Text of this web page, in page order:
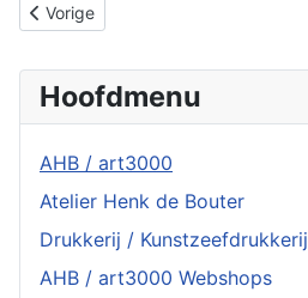
Hoofdmenu
AHB / art3000
Atelier Henk de Bouter
Drukkerij / Kunstzeefdrukkerij
AHB / art3000 Webshops
Vorig artikel: Atelier Henk de Bouter
Vorige